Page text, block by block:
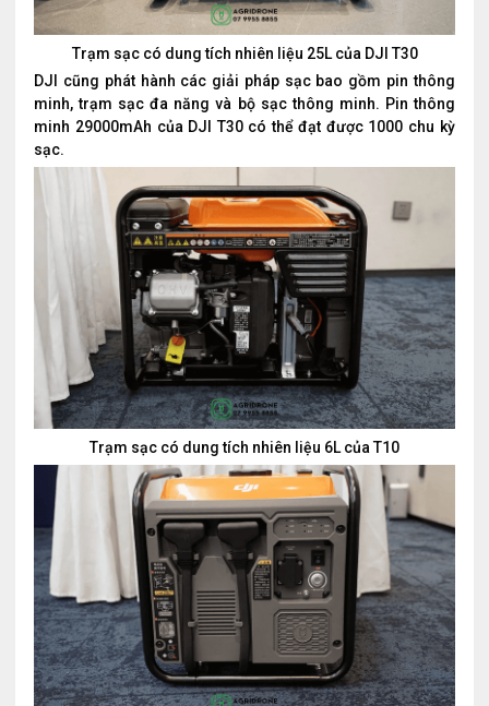
Trạm sạc có dung tích nhiên liệu 25L của DJI T30
DJI cũng phát hành các giải pháp sạc bao gồm pin thông
minh, trạm sạc đa năng và bộ sạc thông minh. Pin thông
minh 29000mAh của DJI T30 có thể đạt được 1000 chu kỳ
sạc.
Trạm sạc có dung tích nhiên liệu 6L của T10